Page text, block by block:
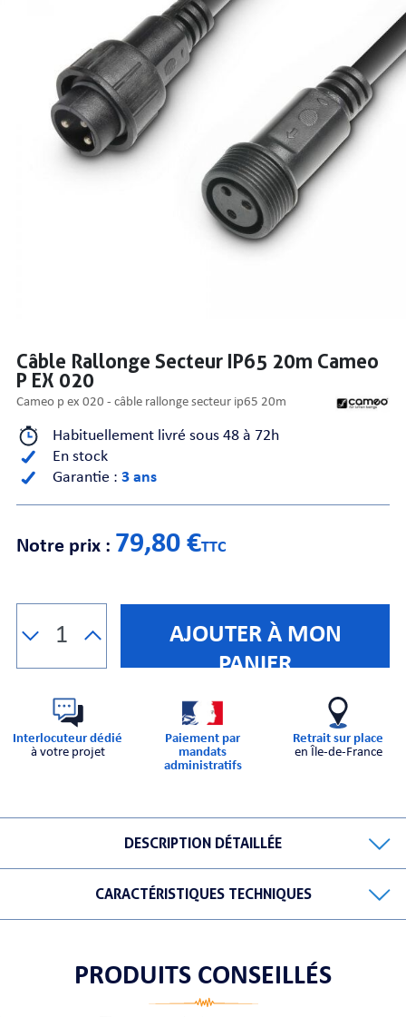
AUDIO
Câble Rallonge Secteur IP65 20m Cameo
P EX 020
cameo p ex 020 - câble rallonge secteur ip65 20m
Habituellement livré sous 48 à 72h
En stock
Garantie : 3 ans
Notre prix : 79,80 €TTC
AJOUTER À MON
PANIER
Interlocuteur dédié
à votre projet
Paiement par
mandats
administratifs
Retrait sur place
en Île-de-France
DESCRIPTION DÉTAILLÉE
CARACTÉRISTIQUES TECHNIQUES
PRODUITS CONSEILLÉS